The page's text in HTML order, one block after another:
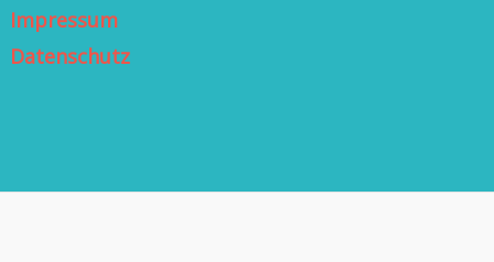
Impressum
Datenschutz